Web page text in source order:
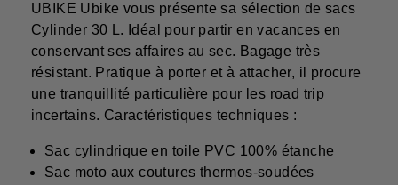
UBIKE Ubike vous présente sa sélection de sacs
Cylinder 30 L. Idéal pour partir en vacances en
conservant ses affaires au sec. Bagage très
résistant. Pratique à porter et à attacher, il procure
une tranquillité particulière pour les road trip
incertains. Caractéristiques techniques :
Sac cylindrique en toile PVC 100% étanche
Sac moto aux coutures thermos-soudées